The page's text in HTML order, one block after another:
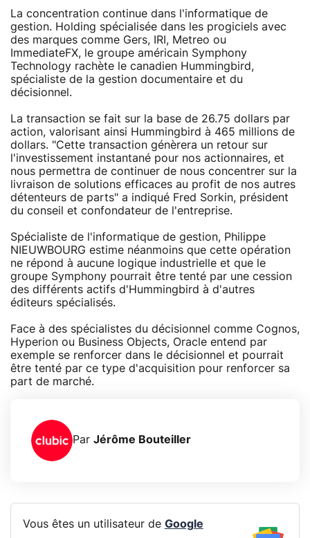
La concentration continue dans l'informatique de
gestion. Holding spécialisée dans les progiciels avec
des marques comme Gers, IRI, Metreo ou
ImmediateFX, le groupe américain Symphony
Technology rachète le canadien Hummingbird,
spécialiste de la gestion documentaire et du
décisionnel.
La transaction se fait sur la base de 26.75 dollars par
action, valorisant ainsi Hummingbird à 465 millions de
dollars. "Cette transaction génèrera un retour sur
l'investissement instantané pour nos actionnaires, et
nous permettra de continuer de nous concentrer sur la
livraison de solutions efficaces au profit de nos autres
détenteurs de parts" a indiqué Fred Sorkin, président
du conseil et confondateur de l'entreprise.
Spécialiste de l'informatique de gestion, Philippe
NIEUWBOURG estime néanmoins que cette opération
ne répond à aucune logique industrielle et que le
groupe Symphony pourrait être tenté par une cession
des différents actifs d'Hummingbird à d'autres
éditeurs spécialisés.
Face à des spécialistes du décisionnel comme Cognos,
Hyperion ou Business Objects, Oracle entend par
exemple se renforcer dans le décisionnel et pourrait
être tenté par ce type d'acquisition pour renforcer sa
part de marché.
Par Jérôme Bouteiller
Vous êtes un utilisateur de Google